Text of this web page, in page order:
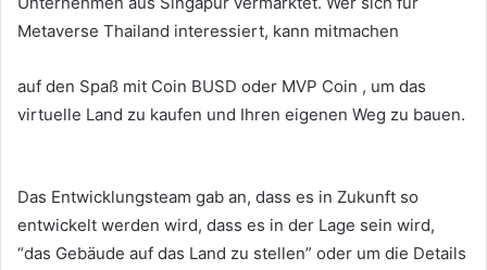
Metaverse Thailand interessiert, kann mitmachen
auf den Spaß mit Coin BUSD oder MVP Coin , um das
virtuelle Land zu kaufen und Ihren eigenen Weg zu bauen.
Das Entwicklungsteam gab an, dass es in Zukunft so
entwickelt werden wird, dass es in der Lage sein wird,
“das Gebäude auf das Land zu stellen” oder um die Details